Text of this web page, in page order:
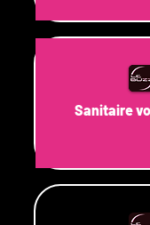
Sanitaire